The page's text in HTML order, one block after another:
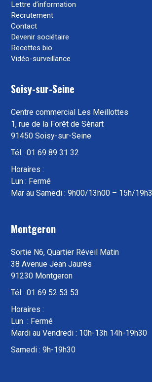
Lettre d’information
Recrutement
Contact
Devenir sociétaire
Recettes bio
Vidéo-surveillance
Soisy-sur-Seine
Centre commercial Les Meillottes
1, rue de la Forêt de Sénart
91450 Soisy-sur-Seine
Tél : 01 69 89 31 32
Horaires :
Lun : Fermé
Mar au Samedi : 9h00/13h00 – 15h/
Montgeron
Sortie N6, Quartier Réveil Matin
38 Avenue Jean Jaurès
91230 Montgeron
Tél : 01 69 52 53 53
Horaires :
Lun : Fermé
Mardi au Vendredi : 10h-13h 14h-19h30
Samedi : 9h-19h30